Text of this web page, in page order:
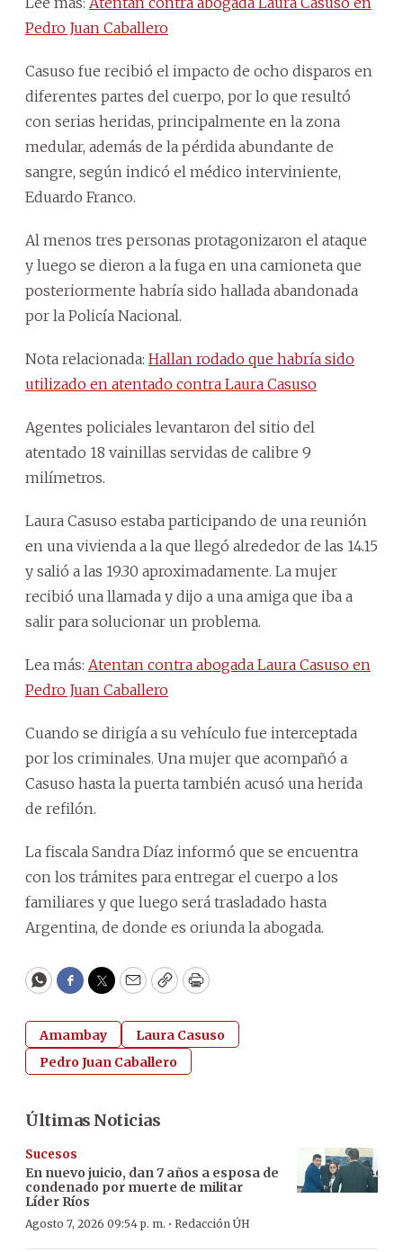
Pedro Juan Caballero
Casuso fue recibió el impacto de ocho disparos en
diferentes partes del cuerpo, por lo que resultó
con serias heridas, principalmente en la zona
medular, además de la pérdida abundante de
sangre, según indicó el médico interviniente,
Eduardo Franco.
Al menos tres personas protagonizaron el ataque
y luego se dieron a la fuga en una camioneta que
posteriormente habría sido hallada abandonada
por la Policía Nacional.
Nota relacionada: Hallan rodado que habría sido
utilizado en atentado contra Laura Casuso
Agentes policiales levantaron del sitio del
atentado 18 vainillas servidas de calibre 9
milímetros.
Laura Casuso estaba participando de una reunión
en una vivienda a la que llegó alrededor de las 14.15
y salió a las 19.30 aproximadamente. La mujer
recibió una llamada y dijo a una amiga que iba a
salir para solucionar un problema.
Lea más: Atentan contra abogada Laura Casuso en
Pedro Juan Caballero
Cuando se dirigía a su vehículo fue interceptada
por los criminales. Una mujer que acompañó a
Casuso hasta la puerta también acusó una herida
de refilón.
La fiscala Sandra Díaz informó que se encuentra
con los trámites para entregar el cuerpo a los
familiares y que luego será trasladado hasta
Argentina, de donde es oriunda la abogada.
WhatsApp
Facebook
Twitter
EmailCopyPrint
Amambay
Laura Casuso
Pedro Juan Caballero
Últimas Noticias
Sucesos
En nuevo juicio, dan 7 años a esposa de
condenado por muerte de militar
Líder Ríos
Agosto 7, 2026 09:54 p. m. · Redacción ÚH